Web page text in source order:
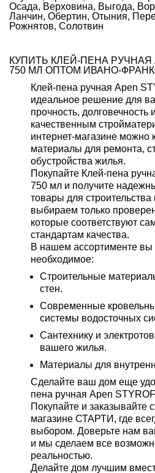
Осада, Верховина, Выгода,
Ланчин, Обертин, Отыния,
Рожнятов, Солотвин
КУПИТЬ КЛЕЙ-ПЕНА РУЧНАЯ
750 МЛ ОПТОМ ИВАНО-
Клей-пена ручная Apen
идеальное решение для
прочность, долговечность
качественным
интернет-магазине можно
материалы для ремонта,
обустройства жилья.
Покупайте Клей-пена
750 мл и получите
товары для
выбираем только
которые соответствуют
стандартам качества.
В нашем ассортименте вы
необходимое:
Строительные
стен.
Современные
системы водосточных
Сантехнику и
вашего жилья.
Материалы для
Сделайте ваш дом еще
пена ручная Apen
Покупайте и заказывайте
магазине СТАРТИ, где
выбором. Доверьте нам
и мы сделаем все
реальностью.
Делайте дом лучшим